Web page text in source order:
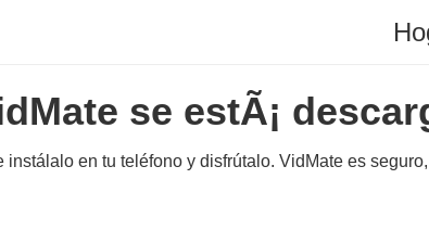
se estÃ¡
en tu teléfono y disfrútalo. VidMate es